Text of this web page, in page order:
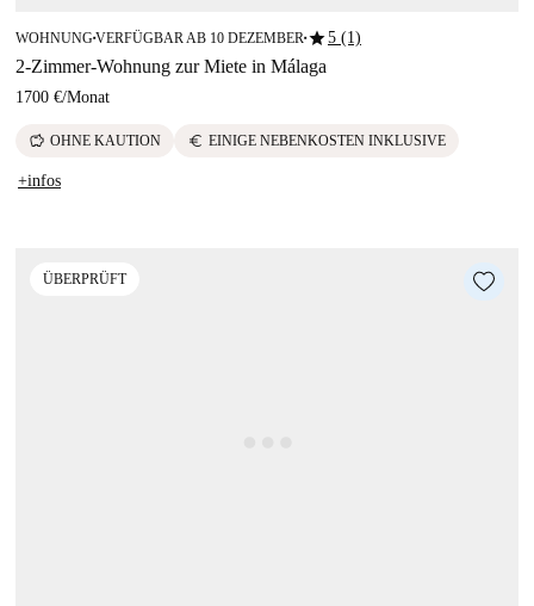
WOHNUNG■VERFÜGBAR AB 10 DEZEMBER ■star5 (1)
2-Zimmer-Wohnung zur Miete in Málaga
1700 €/Monat
savings OHNE KAUTION euro EINIGE NEBENKOSTEN INKLUSIVE
+infos
ÜBERPRÜFT